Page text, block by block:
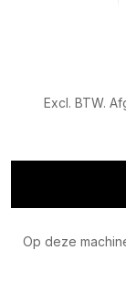
Excl. BTW.
Op deze